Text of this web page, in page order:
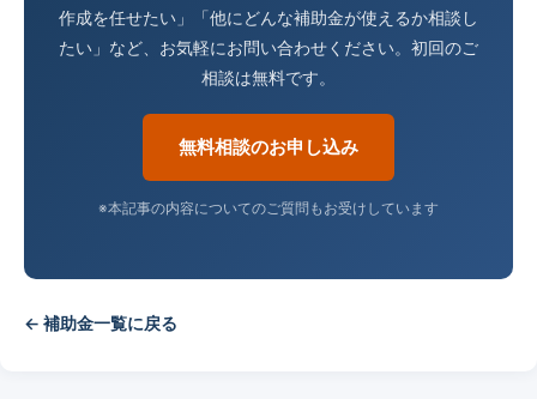
作成を任せたい」「他にどんな補助金が使えるか相談し
たい」など、お気軽にお問い合わせください。初回のご
相談は無料です。
無料相談のお申し込み
※本記事の内容についてのご質問もお受けしています
← 補助金一覧に戻る